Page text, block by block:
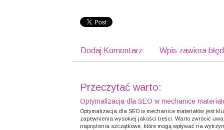
Dodaj Komentarz Wpis zawiera
Przeczytać warto:
Optymalizacja dla SEO w mechanice
Optymalizacja dla SEO w mechanice materiałów jest
zapewnienia wysokiej jakości treści. Warto zwrócić
naprężenia szczątkowe, które mogą wpływać na